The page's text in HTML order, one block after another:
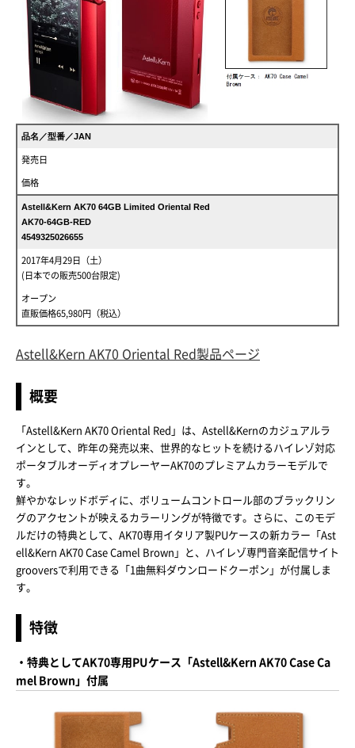
品名／型番／JAN
発売日
価格
Astell&Kern AK70 64GB Limited Oriental Red
AK70-64GB-RED
4549325026655
2017年4月29日（土）
(日本での販売500台限定)
オープン
直販価格65,980円（税込）
Astell&Kern AK70 Oriental Red製品ページ
概要
「Astell&Kern AK70 Oriental Red」は、Astell&Kernのカジュアルラ
インとして、昨年の発売以来、世界的なヒットを続けるハイレゾ対応
ポータブルオーディオプレーヤーAK70のプレミアムカラーモデルで
す。
鮮やかなレッドボディに、ボリュームコントロール部のブラックリン
グのアクセントが映えるカラーリングが特徴です。さらに、このモデ
ルだけの特典として、AK70専用イタリア製PUケースの新カラー「Ast
ell&Kern AK70 Case Camel Brown」と、ハイレゾ専門音楽配信サイト
grooversで利用できる「1曲無料ダウンロードクーポン」が付属しま
す。
特徴
・特典としてAK70専用PUケース「Astell&Kern AK70 Case Ca
mel Brown」付属